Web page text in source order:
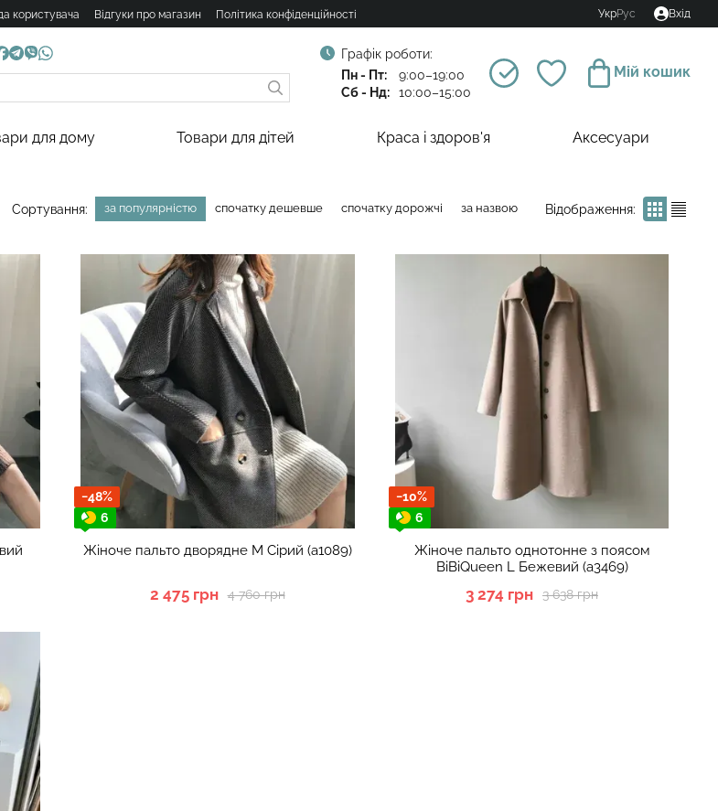
користувача Відгуки про магазин Політика конфіденційності УкрРус Вхід
Графік роботи:
Пн - Пт:
9:00–19:00
Сб - Нд:
10:00–15:00
Мій кошик
для дому Товари для дітей Краса і здоров'я Аксесуари
Сортування: за популярністю спочатку дешевше спочатку дорожчі за назвою Відображення:
−48%
6
Жіноче пальто дворядне M Сірий (а1089)
4 760 грн
2 475 грн
−10%
6
Жіноче пальто однотонне з поясом
BiBiQueen L Бежевий (а3469)
3 638 грн
3 274 грн